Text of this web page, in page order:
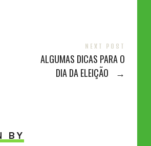
NEXT POST
ALGUMAS DICAS PARA O
DIA DA ELEIÇÃO
→
BY